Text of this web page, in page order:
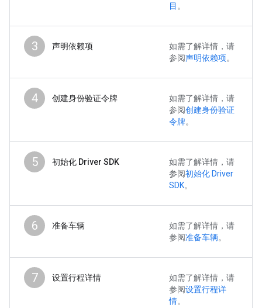
目 。
3 声明依赖项
如需了解详情，请
参阅声明依赖项。
4 创建身份验证令牌
如需了解详情，请
参阅创建身份验证
令牌。
5 初始化 Driver SDK
如需了解详情，请
参阅初始化 Driver
SDK。
6 准备车辆
如需了解详情，请
参阅准备车辆。
7 设置行程详情
如需了解详情，请
参阅设置行程详
情。